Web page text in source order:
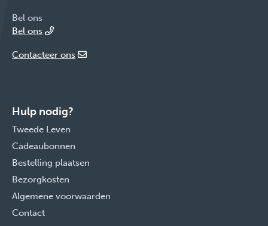
Bel ons
Bel ons
Contacteer ons
Hulp nodig?
Tweede Leven
Cadeaubonnen
Bestelling plaatsen
Bezorgkosten
Algemene voorwaarden
Contact